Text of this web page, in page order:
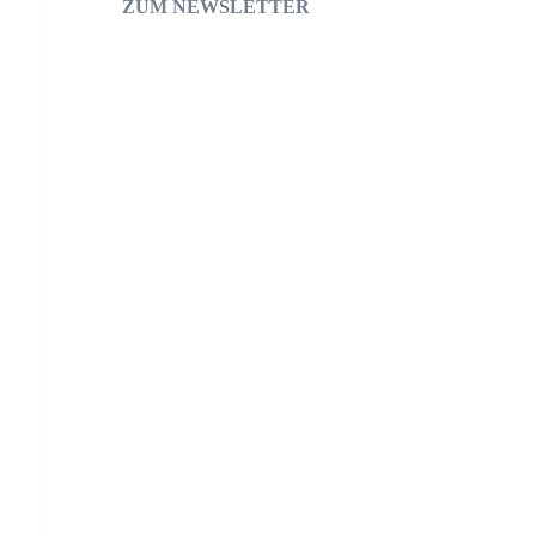
ZUM NEWSLETTER